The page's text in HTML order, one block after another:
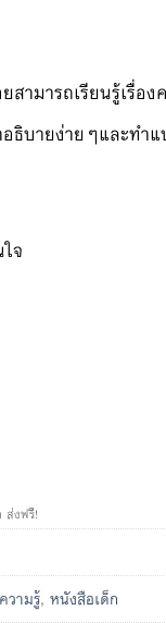
ามารถเรียนรู้เรื่อง
ธิบายง่ายๆและทำ
จ
ส่งฟรี!
วามรู้, หนังสือเด็ก